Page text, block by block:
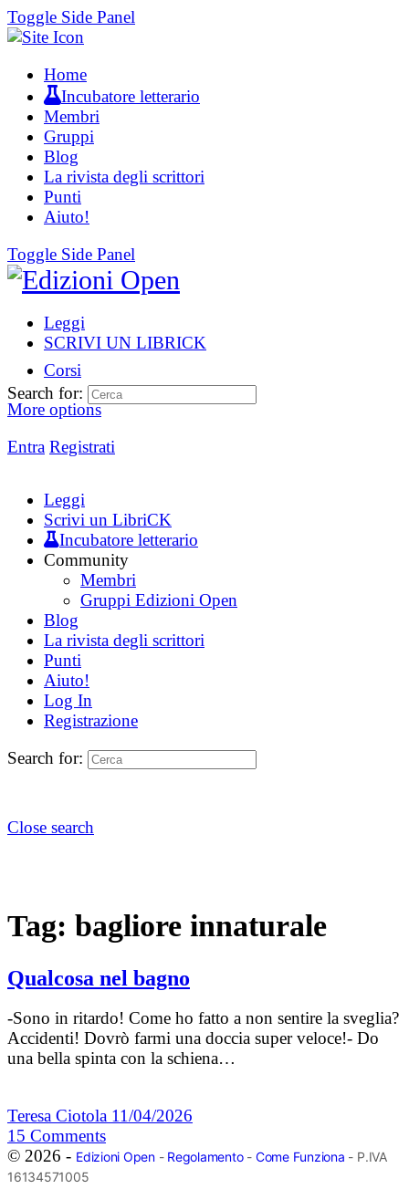
Toggle Side Panel
Home
Incubatore letterario
Membri
Gruppi
Blog
La rivista degli scrittori
Punti
Aiuto!
Toggle Side Panel
Leggi
SCRIVI UN LIBRICK
Corsi
More options
Entra Registrati
Search for:
Leggi
Scrivi un LibriCK
Incubatore letterario
Community
Membri
Gruppi Edizioni Open
Blog
La rivista degli scrittori
Punti
Aiuto!
Log In
Registrazione
Search for:
Close search
Tag: bagliore innaturale
Qualcosa nel bagno
-Sono in ritardo! Come ho fatto a non sentire la sveglia?
Accidenti! Dovrò farmi una doccia super veloce!- Do
una bella spinta con la schiena…
Teresa Ciotola 11/04/2026
15 Comments
© 2026 - Edizioni Open- Regolamento- Come Funziona - P.IVA
16134571005